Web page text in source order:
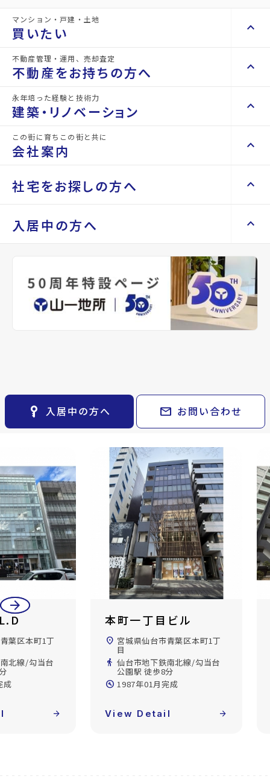
マンション・戸建・土地
買いたい keyboard_arrow_up
不動産を買いたい方へ keyboard_arrow_right
space_dashboard
エリアから探す
space_dashboard
土地を探す
エリアから探す
train
路線から探す
事業用・投資用を探す keyboard_arrow_right
検索条件
閲覧履歴 keyboard_arrow_right
マイホームを考え始めたら
ご購入の流れ・諸費用 keyboard_arrow_right
不動産管理・運用、売却査定
不動産をお持ちの方へ keyboard_arrow_up
不動産をお持ちの方へ keyboard_arrow_right
山一地所の賃貸管理
不動産を貸すまでの流れ
空き家サポートサービス
不動産を売却したい keyboard_arrow_right
相続相談をしたい keyboard_arrow_right
不動産に投資したい keyboard_arrow_right
永年培った経験と技術力
建築・リノベーション keyboard_arrow_up
建築・リノベーション keyboard_arrow_right
Renotta（リノッタ） keyboard_arrow_right
この街に育ちこの街と共に
会社案内 keyboard_arrow_up
会社案内 keyboard_arrow_right
会社概要・沿革 keyboard_arrow_right
keyboard_arrow_right
パーパス keyboard_arrow_right
CM紹介
社宅をお探しの方へ keyboard_arrow_up
社宅をお探しの方へ keyboard_arrow_right
keyboard_arrow_right
レンタルオフィス keyboard_arrow_right
貸会議室 keyboard_arrow_right
open_in_new
入居中の方へ keyboard_arrow_up
keyboard_arrow_right
退去される方へ keyboard_arrow_right
※準備中 住まいのしおり（PDF）
key_vertical 入居中の方へ mail お問い合わせ
17.9487万円
管理費
お気に入り
97.902万円
その他の仙台市青葉区周
辺の物件
Related Property
arrow_back
arrow_forward
葉区本町1丁
北線/勾当台
成
arrow_forward
本町一丁目ビル
location_on 宮城県仙台市青葉区本町1丁
目
directions_walk 仙台市地下鉄南北線/勾当台
公園駅 徒歩8分
build_circle 1987年01月完成
View Detail arrow_forward